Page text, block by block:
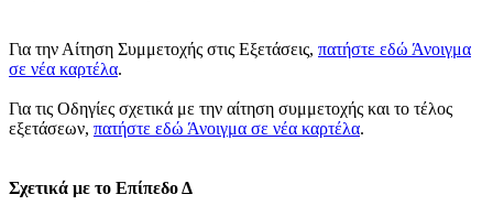
Για την Αίτηση Συμμετοχής στις Εξετάσεις, πατήστε εδώ Άνοιγμα
σε νέα καρτέλα.
Για τις Οδηγίες σχετικά με την αίτηση συμμετοχής και το τέλος
εξετάσεων, πατήστε εδώ Άνοιγμα σε νέα καρτέλα.
Σχετικά με το Επίπεδο Δ